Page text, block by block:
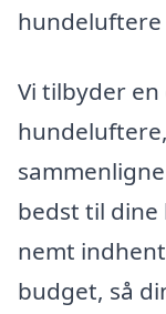
Vi tilbyder
bedst til dine
nemt
budget, så